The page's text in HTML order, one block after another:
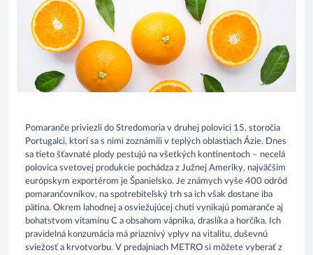
Pomaranče priviezli do Stredomoria v druhej polovici 15. storočia
Portugalci, ktorí sa s nimi zoznámili v teplých oblastiach Ázie. Dnes
sa tieto šťavnaté plody pestujú na všetkých kontinentoch – necelá
polovica svetovej produkcie pochádza z Južnej Ameriky, najväčším
európskym exportérom je Španielsko. Je známych vyše 400 odrôd
pomarančovníkov, na spotrebiteľský trh sa ich však dostane iba
pätina. Okrem lahodnej a osviežujúcej chuti vynikajú pomaranče aj
bohatstvom vitamínu C a obsahom vápnika, draslíka a horčíka. Ich
pravidelná konzumácia má priaznivý vplyv na vitalitu, duševnú
sviežosť a krvotvorbu. V predajniach METRO si môžete vyberať z